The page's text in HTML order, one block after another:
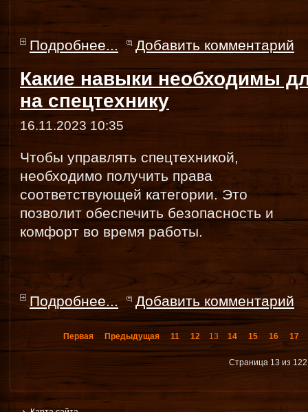
Подробнее... Добавить комментарий
Какие навыки необходимы
на спецтехнику
16.11.2023 10:35
Чтобы управлять спецтехникой,
необходимо получить права
соответствующей категории. Это
позволит обеспечить безопасность и
комфорт во время работы.
Подробнее... Добавить комментарий
Первая Предыдущая 11 12 13 14 15 16 17
Страница 13 из 122